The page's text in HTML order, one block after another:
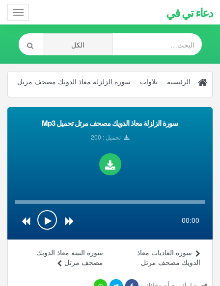
دعاء تي في
الرئيسية تلاوات سورة الزلزلة معاذ الدويك مصحف مرتل
سورة الزلزلة معاذ الدويك مصحف مرتل تحميل Mp3
تحميل : 200
00:00
سورة البينة معاذ الدويك
مصحف مرتل
سورة العاديات معاذ
الدويك مصحف مرتل